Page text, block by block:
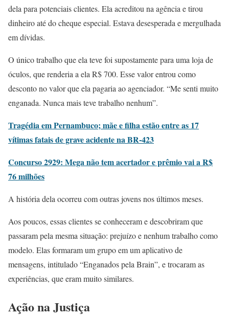
dela para potenciais clientes. Ela acreditou na agência e tirou
dinheiro até do cheque especial. Estava desesperada e mergulhada
em dívidas.
O único trabalho que ela teve foi supostamente para uma loja de
óculos, que renderia a ela R$ 700. Esse valor entrou como
desconto no valor que ela pagaria ao agenciador. “Me senti muito
enganada. Nunca mais teve trabalho nenhum”.
Tragédia em Pernambuco; mãe e filha estão entre as 17
vítimas fatais de grave acidente na BR-423
Concurso 2929: Mega não tem acertador e prêmio vai a R$
76 milhões
A história dela ocorreu com outras jovens nos últimos meses.
Aos poucos, essas clientes se conheceram e descobriram que
passaram pela mesma situação: prejuízo e nenhum trabalho como
modelo. Elas formaram um grupo em um aplicativo de
mensagens, intitulado “Enganados pela Brain”, e trocaram as
experiências, que eram muito similares.
Ação na Justiça